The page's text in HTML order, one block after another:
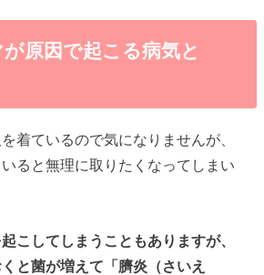
原因で起こる病気と
着ているので気になりませんが、
ると無理に取りたくなってしまい
こしてしまうこともありますが、
と菌が増えて「臍炎（さいえ